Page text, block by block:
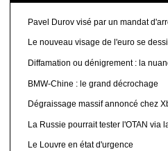
Pavel Durov visé par un mandat
Le nouveau visage de l'euro se
Diffamation ou dénigrement : la
BMW-Chine : le grand décrochage
Dégraissage massif annoncé chez
La Russie pourrait tester l'OTAN via
Le Louvre en état d'urgence